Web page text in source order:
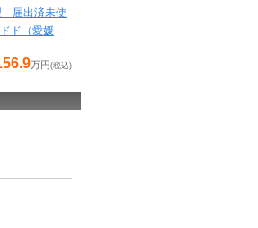
届出済未使
ド（愛媛
万円 (税込)